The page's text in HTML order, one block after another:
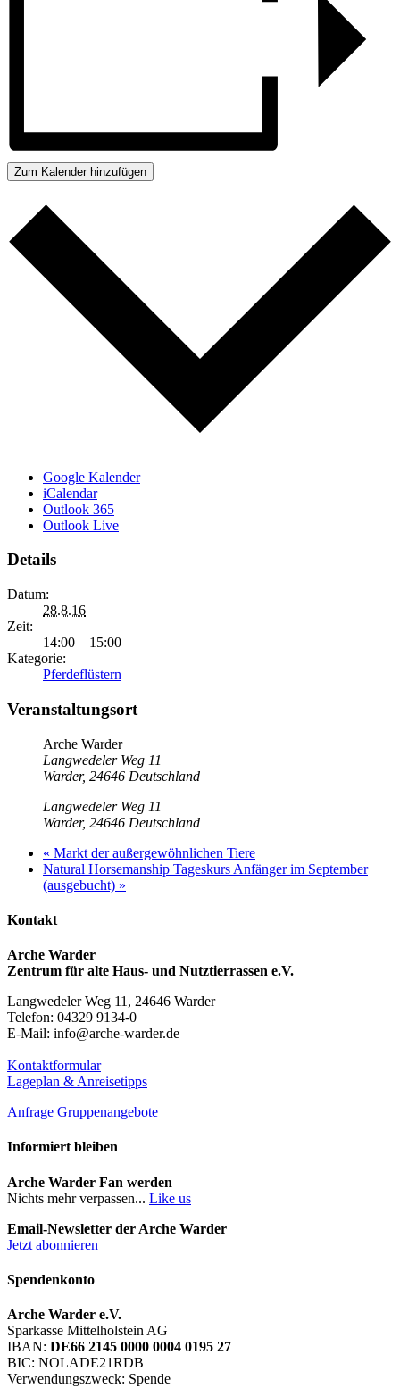
Zum Kalender hinzufügen
Google Kalender
iCalendar
Outlook 365
Outlook Live
Details
Datum:
28.8.16
Zeit:
14:00 – 15:00
Kategorie:
Pferdeflüstern
Veranstaltungsort
Arche Warder
Langwedeler Weg 11
Warder, 24646 Deutschland
Langwedeler Weg 11
Warder, 24646 Deutschland
« Markt der außergewöhnlichen Tiere
Natural Horsemanship Tageskurs Anfänger im September
(ausgebucht) »
Kontakt
Arche Warder
Zentrum für alte Haus- und Nutztierrassen e.V.
Langwedeler Weg 11, 24646 Warder
Telefon: 04329 9134-0
E-Mail: info@arche-warder.de
Kontaktformular
Lageplan & Anreisetipps
Anfrage Gruppenangebote
Informiert bleiben
Arche Warder Fan werden
Nichts mehr verpassen... Like us
Email-Newsletter der Arche Warder
Jetzt abonnieren
Spendenkonto
Arche Warder e.V.
Sparkasse Mittelholstein AG
IBAN: DE66 2145 0000 0004 0195 27
BIC: NOLADE21RDB
Verwendungszweck: Spende